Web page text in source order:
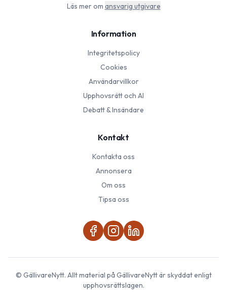
Läs mer om ansvarig utgivare
Information
Integritetspolicy
Cookies
Användarvillkor
Upphovsrätt och AI
Debatt & Insändare
Kontakt
Kontakta oss
Annonsera
Om oss
Tipsa oss
© GällivareNytt. Allt material påGällivareNyttär skyddat enligt
upphovsrättslagen.